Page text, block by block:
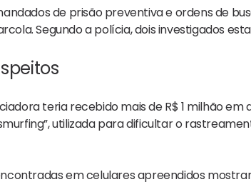
de prisão preventiva e ordens de
. Segundo a polícia, dois investigados
teria recebido mais de R$ 1 milhão
utilizada para dificultar o
em celulares apreendidos